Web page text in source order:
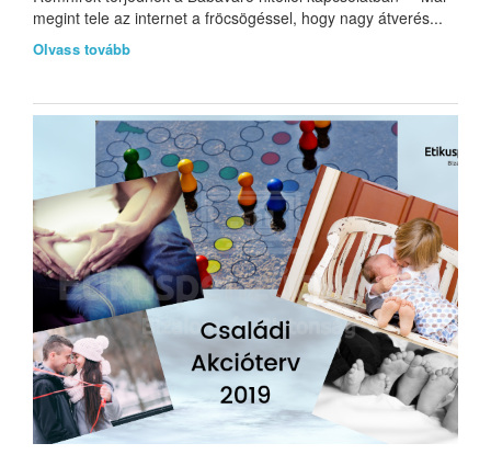
megint tele az internet a fröcsögéssel, hogy nagy átverés...
Olvass tovább